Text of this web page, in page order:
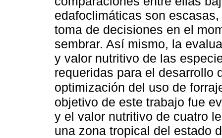
edafoclimáticas son
toma de decisiones en el
sembrar. Así mismo, la
y valor nutritivo de las
requeridas para el desarrollo
optimización del uso de
objetivo de este trabajo fue
y el valor nutritivo de cuatro
una zona tropical del estado